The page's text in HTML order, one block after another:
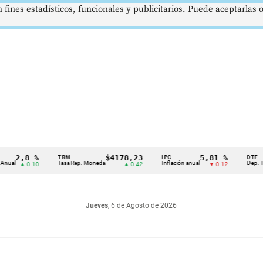
2,8 %
▲ 0.10 Tasa Rep. Moneda
$4178,23
▲ 0.42 Inflación anual
5,81 %
▼ 0.12 Dep.
Jueves, 6 de Agosto de 2026
estadísticos, funcionales y publicitarios. Puede aceptarlas